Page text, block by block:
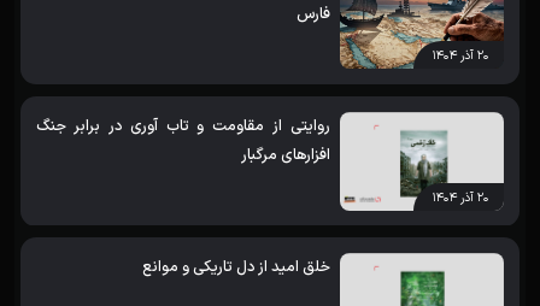
۲۰ آذر ۱۴۰۴
فارس
۲۰ آذر ۱۴۰۴
روایتی از مقاومت و تاب آوری در برابر جنگ
افزارهای مرگبار
خلق امید از دل تاریکی و موانع